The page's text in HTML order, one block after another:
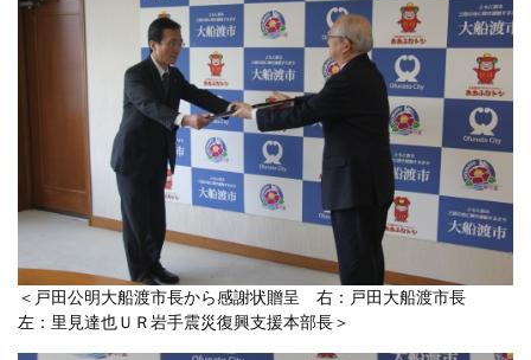
＜戸田公明大船渡市長から感謝状贈呈 右：戸田大船渡市長
左：里見達也ＵＲ岩手震災復興支援本部長＞